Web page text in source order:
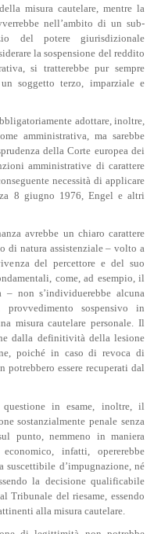
misura cautelare, mentre la
nell’ambito di un sub­
del potere giurisdizionale
la sospensione del reddito
si tratterebbe pur sempre
soggetto terzo, imparziale e
adottare, inoltre,
amministrativa, ma sarebbe
della Corte europea dei
amministrative di carattere
necessità di applicare
8 giugno 1976, Engel e altri
avrebbe un chiaro carattere
di natura assistenziale – volto a
del percettore e del suo
come, ad esempio, il
non s’individuerebbe alcuna
sospensivo in
misura cautelare personale. Il
dalla definitività della lesione
poiché in caso di revoca di
essere recuperati dal
questione in esame, inoltre, il
sostanzialmente penale senza
punto, nemmeno in maniera
infatti, opererebbe
suscettibile d’impugnazione, né
la decisione qualificabile
Tribunale del riesame, essendo
alla misura cautelare.